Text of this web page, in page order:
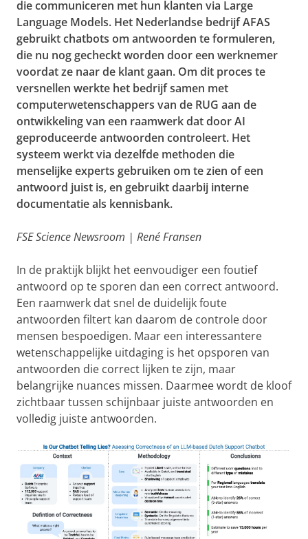
die communiceren met hun klanten via Large
Language Models. Het Nederlandse bedrijf AFAS
gebruikt chatbots om antwoorden te formuleren,
die nu nog gecheckt worden door een werknemer
voordat ze naar de klant gaan. Om dit proces te
versnellen werkte het bedrijf samen met
computerwetenschappers van de RUG aan de
ontwikkeling van een raamwerk dat door AI
geproduceerde antwoorden controleert. Het
systeem werkt via dezelfde methoden die
menselijke experts gebruiken om te zien of een
antwoord juist is, en gebruikt daarbij interne
documentatie als kennisbank.
FSE Science Newsroom | René Fransen
In de praktijk blijkt het eenvoudiger een foutief
antwoord op te sporen dan een correct antwoord.
Een raamwerk dat snel de duidelijk foute
antwoorden filtert kan daarom de controle door
mensen bespoedigen. Maar een interessantere
wetenschappelijke uitdaging is het opsporen van
antwoorden die correct lijken te zijn, maar
belangrijke nuances missen. Daarmee wordt de kloof
zichtbaar tussen schijnbaar juiste antwoorden en
volledig juiste antwoorden.